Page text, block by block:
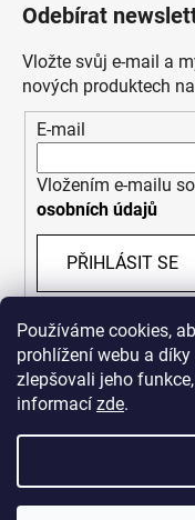
Používáme cookies,
prohlížení webu a
zlepšovali jeho
informací zde.
Odebírat
Vložte svůj e-mail a
nových produktech
E-mail
Vložením e-mailu
osobních údajů
PŘIHLÁSIT SE